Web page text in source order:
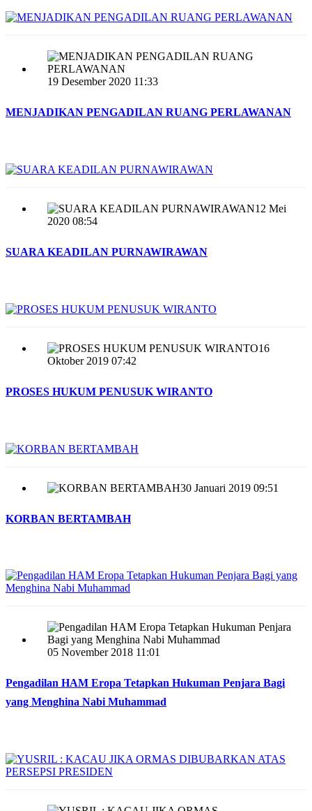
19 Desember 2020 11:33
MENJADIKAN PENGADILAN RUANG PERLAWANAN
12 Mei
2020 08:54
SUARA KEADILAN PURNAWIRAWAN
16
Oktober 2019 07:42
PROSES HUKUM PENUSUK WIRANTO
30 Januari 2019 09:51
KORBAN BERTAMBAH
05 November 2018 11:01
Pengadilan HAM Eropa Tetapkan Hukuman Penjara Bagi
yang Menghina Nabi Muhammad